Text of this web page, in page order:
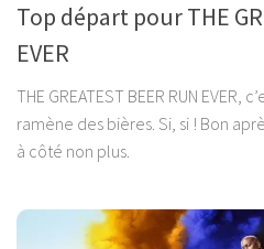
Top départ pour THE
EVER
THE GREATEST BEER RUN EVER,
ramène des bières. Si, si ! Bon
à côté non plus.